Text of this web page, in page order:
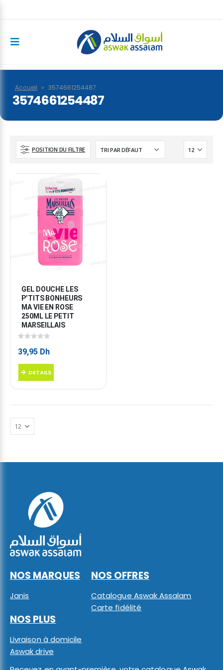
Accueil » 3574661254487
3574661254487
POSITION DU FILTRE
GEL DOUCHE LES
P’TITS BONHEURS
MA VIE EN ROSE
250ML LE PETIT
MARSEILLAIS
39,95 Dh
DETAILS
NOS MARQUES
Janis
NOS OFFRES
Catalogue Aswak Assalam
Carte fidélité
NOS PLUS
Livraison à domicile
Aswak drive